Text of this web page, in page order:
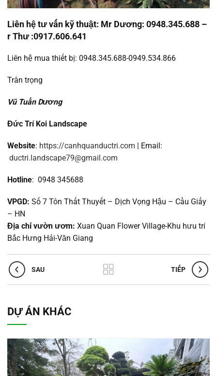
Liên hệ tư vấn kỹ thuật: Mr Dương: 0948.345.688 –
r Thư :0917.606.641
Liên hệ mua thiết bị: 0948.345.688-0949.534.866
Trân trọng
Vũ Tuấn Dương
Đức Trí Koi Landscape
Website: https://canhquanductri.com | Email:
ductri.landscape79@gmail.com
Hotline: 0948 345688
VPGD: Số 7 Tôn Thất Thuyết – Dịch Vọng Hậu – Cầu Giấy
– HN
Địa chỉ vườn ươm: Xuan Quan Flower Village-Khu hưu trí
Bắc Hưng Hải-Văn Giang
SAU TIẾP
DỰ ÁN KHÁC